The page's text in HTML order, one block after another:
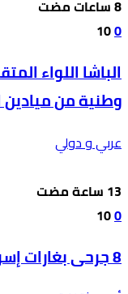
0
10
الباشا اللواء
وطنية من
عربي و دولي
0
10
8 جرحى بغارات إسرائيلية على جنوب لبنان